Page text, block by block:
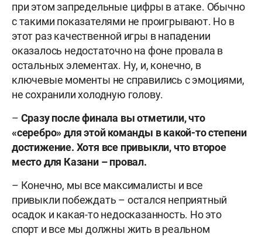
при этом запредельные цифры в атаке. Обычно
с такими показателями не проигрывают. Но в
этот раз качественной игры в нападении
оказалось недостаточно на фоне провала в
остальных элементах. Ну, и, конечно, в
ключевые моменты не справились с эмоциями,
не сохранили холодную голову.
– Сразу после финала вы отметили, что
«серебро» для этой команды в какой-то степени
достижение. Хотя все привыкли, что второе
место для Казани – провал.
– Конечно, мы все максималисты и все
привыкли побеждать – остался неприятный
осадок и какая-то недосказанность. Но это
спорт и все мы должны жить в реальном